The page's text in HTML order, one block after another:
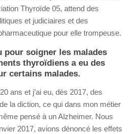
Thyroïde 05, attend des
et judiciaires et des
pour elle trompeuse.
pour soigner les malades
thyroïdiens a eu des
certains malades.
ans et j’ai eu, dès 2017, des
la diction, ce qui dans mon métier
pensé à un Alzheimer. Nous
2017, avions dénoncé les effets